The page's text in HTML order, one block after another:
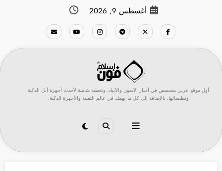
أغسطس 9, 2026
أول موقع عربي متخصص في أخبار الآيفون والآيباد، وتغطية شاملة لأحدث أجهزة أبل الذكية
وتطبيقاتها، بالإضافة إلى كل ما يهمك في عالم التقنية والأجهزة الذكية.